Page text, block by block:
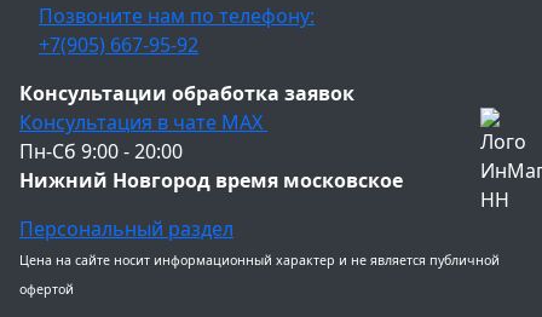
Позвоните нам по телефону:
+7(905) 667-95-92
Консультации обработка заявок
Консультация в чате МАХ
Пн-Сб 9:00 - 20:00
Нижний Новгород время московское
Персональный раздел
Цена на сайте носит информационный характер и не является публичной
офертой